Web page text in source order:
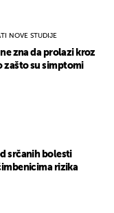
NOVE STUDIJE
zna da prolazi kroz
zašto su simptomi
srčanih bolesti
rizika